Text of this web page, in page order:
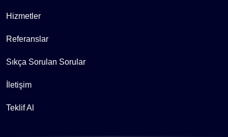
Hizmetler
Referanslar
Sıkça Sorulan Sorular
İletişim
Teklif Al